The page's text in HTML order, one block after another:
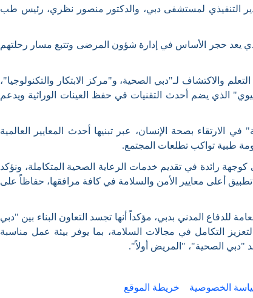
التنفيذي لمستشفى دبي، والدكتور منصور نظري، رئيس طب
يعد حجر الأساس في إدارة شؤون المرضى وتتبع مسار رحلتهم
والاكتشاف لـ"دبي الصحية، و"مركز الابتكار والتكنولوجيا"،
الذي يضم أحدث التقنيات في حفظ العينات الوراثية ويدعم
الارتقاء بصحة الإنسان، عبر تبنيها أحدث المعايير العالمية
طبية تواكب تطلعات المجتمع.
رائدة في تقديم خدمات الرعاية الصحية المتكاملة، ونؤكد
أعلى معايير الأمن والسلامة في كافة مرافقها، حفاظاً على
للدفاع المدني بدبي، مؤكداً أنها تجسد التعاون البناء بين "دبي
التكامل في مجالات السلامة، بما يوفر بيئة عمل مناسبة
"دبي الصحية"، "المريض أولاً".
الخصوصية خريطة الموقع